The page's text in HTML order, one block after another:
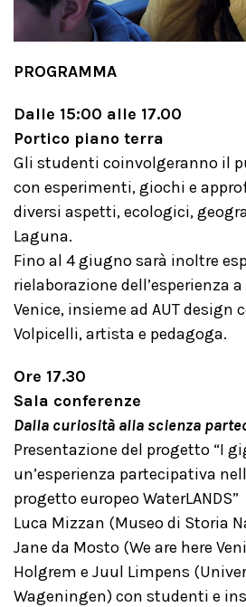
PROGRAMMA
Dalle 15:00 alle 17.00
Portico piano terra
Gli studenti coinvolgeranno il
con esperimenti, giochi e
diversi aspetti, ecologici,
Laguna.
Fino al 4 giugno sarà inoltre
rielaborazione dell’esperienza
Venice, insieme ad AUT design
Volpicelli, artista e pedagoga.
Ore 17.30
Sala conferenze
Dalla curiosità alla scienza
Presentazione del progetto “I
un’esperienza partecipativa
progetto europeo WaterLANDS”
Luca Mizzan (Museo di Storia
Jane da Mosto (We are here
Holgrem e Juul Limpens
Wageningen) con studenti e